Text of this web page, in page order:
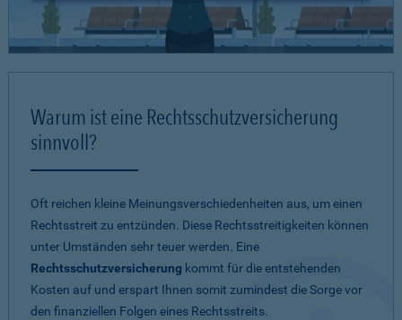
Warum ist eine Rechtsschutzversicherung
sinnvoll?
Oft reichen kleine Meinungsverschiedenheiten aus, um einen
Rechtsstreit zu entzünden. Diese Rechtsstreitigkeiten können
unter Umständen sehr teuer werden. Eine
Rechtsschutzversicherung kommt für die entstehenden
Kosten auf und erspart Ihnen somit zumindest die Sorge vor
den finanziellen Folgen eines Rechtsstreits.